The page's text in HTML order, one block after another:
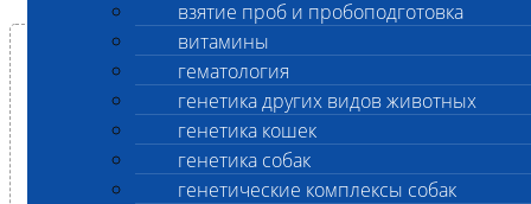
взятие проб и пробоподготовка
витамины
гематология
генетика других видов животных
генетика кошек
генетика собак
генетические комплексы собак
При заказе Генетических исследований и
наследственных заболеваний, обязательно
распечатайте и заполните данный бланк
Скачать бланк (pdf, 1.73 Мб)